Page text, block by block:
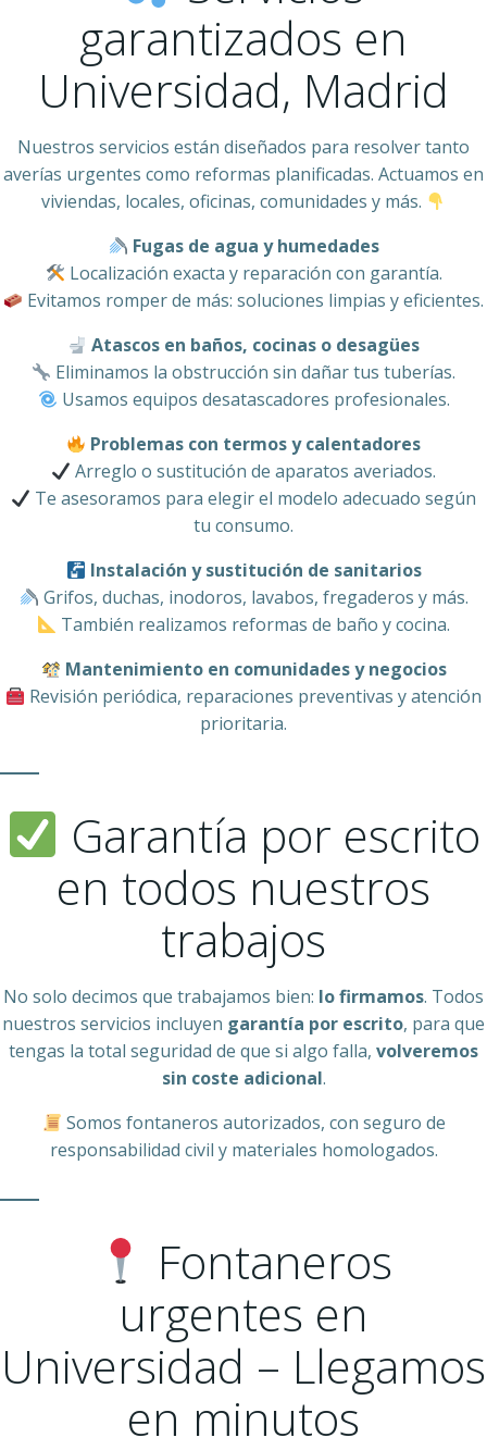
garantizados en
Universidad, Madrid
Nuestros servicios están diseñados para resolver tanto
averías urgentes como reformas planificadas. Actuamos en
viviendas, locales, oficinas, comunidades y más.
Fugas de agua y humedades
Localización exacta y reparación con garantía.
Evitamos romper de más: soluciones limpias y eficientes.
Atascos en baños, cocinas o desagües
Eliminamos la obstrucción sin dañar tus tuberías.
Usamos equipos desatascadores profesionales.
Problemas con termos y calentadores
Arreglo o sustitución de aparatos averiados.
Te asesoramos para elegir el modelo adecuado según
tu consumo.
Instalación y sustitución de sanitarios
Grifos, duchas, inodoros, lavabos, fregaderos y más.
También realizamos reformas de baño y cocina.
Mantenimiento en comunidades y negocios
Revisión periódica, reparaciones preventivas y atención
prioritaria.
Garantía por escrito
en todos nuestros
trabajos
No solo decimos que trabajamos bien: lo firmamos. Todos
nuestros servicios incluyen garantía por escrito, para que
tengas la total seguridad de que si algo falla, volveremos
sin coste adicional.
Somos fontaneros autorizados, con seguro de
responsabilidad civil y materiales homologados.
Fontaneros
urgentes en
Universidad – Llegamos
en minutos